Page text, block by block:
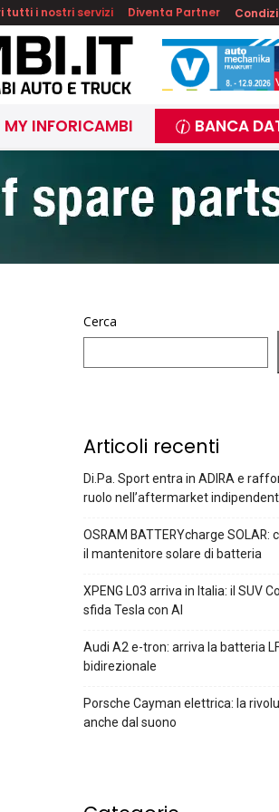
tutti i nostri servizi Diventa Partner
MY INFORICAMBI BANCA
Cerca
Articoli recenti
Di.Pa. Sport entra in ADIRA e
ruolo nell’aftermarket
OSRAM BATTERYcharge
il mantenitore solare di batteria
XPENG L03 arriva in Italia: il SUV
sfida Tesla con AI
Audi A2 e-tron: arriva la batteria
bidirezionale
Porsche Cayman elettrica: la
anche dal suono